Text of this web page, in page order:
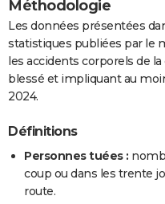
Méthodologie
Les données présentées
statistiques publiées par le
les accidents corporels de
blessé et impliquant au
2024.
Définitions
Personnes tuées :
coup ou dans les trente
route.